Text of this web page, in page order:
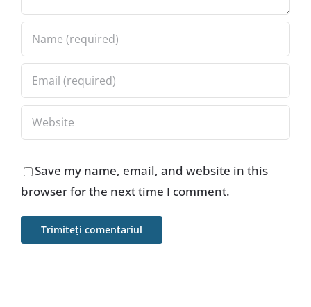
Save my name, email, and website in this
browser for the next time I comment.